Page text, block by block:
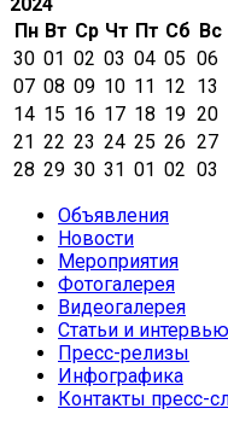
Пн Вт Ср Чт Пт Сб Вс
30 01 02 03 04 05 06
07 08 09 10 11 12 13
14 15 16 17 18 19 20
21 22 23 24 25 26 27
28 29 30 31 01 02 03
Объявления
Новости
Мероприятия
Фотогалерея
Видеогалерея
Статьи и интервью
Пресс-релизы
Инфографика
Контакты пресс-